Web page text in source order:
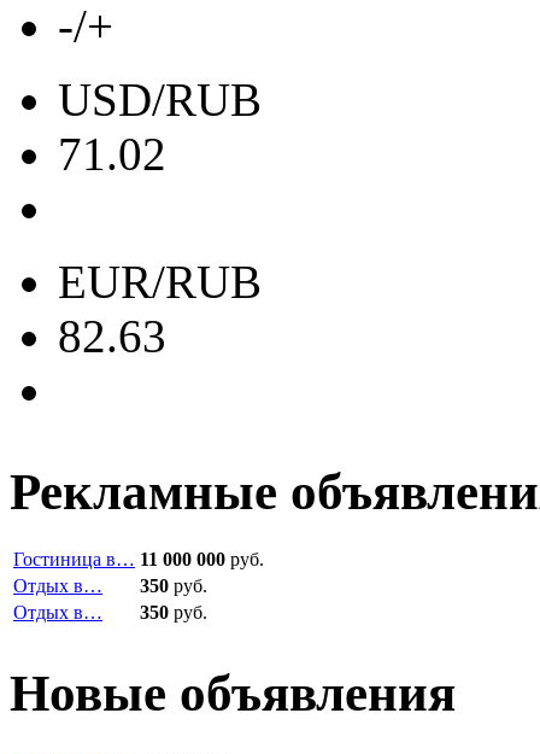
-/+
USD/RUB
71.02
EUR/RUB
82.63
Рекламные
Гостиница в… 11 000 000 руб.
Отдых в…
350 руб.
Отдых в…
350 руб.
Новые объявления